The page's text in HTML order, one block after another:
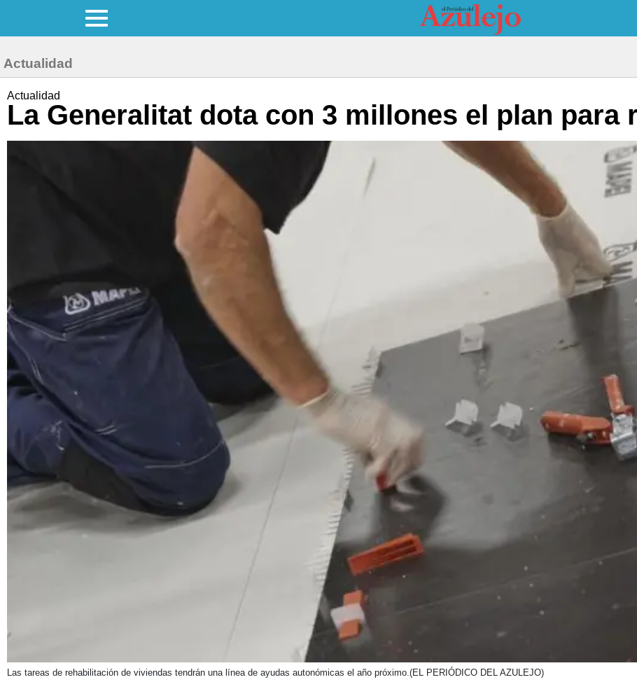
Actualidad
Actualidad
La Generalitat dota con 3 millones el plan para
Las tareas de rehabilitación de viviendas tendrán una línea de ayudas autonómicas el año próximo.(EL PERIÓDICO DEL AZULEJO)